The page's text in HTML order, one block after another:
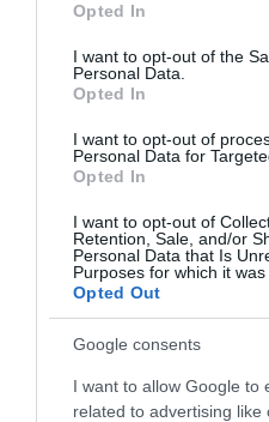
use your data for below
consent section.
Opted In
I want to opt-out of the
Personal Data.
Opted In
I want to opt-out of
Personal Data for
Opted In
I want to opt-out of
Retention, Sale, and/or
Personal Data that Is
Purposes for which it was
Opted Out
Google consents
I want to allow Google to
related to advertising like
ΑΘΛΗΤΙΚΑ
Φρενίτιδα στον Άρη
Βασίλη Σπανούλη:
ομάδας
Χαμός από τους φίλους